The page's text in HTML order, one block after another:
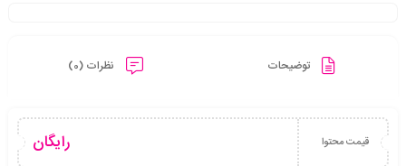
توضیحات نظرات (0)
قیمت محتوا رایگان